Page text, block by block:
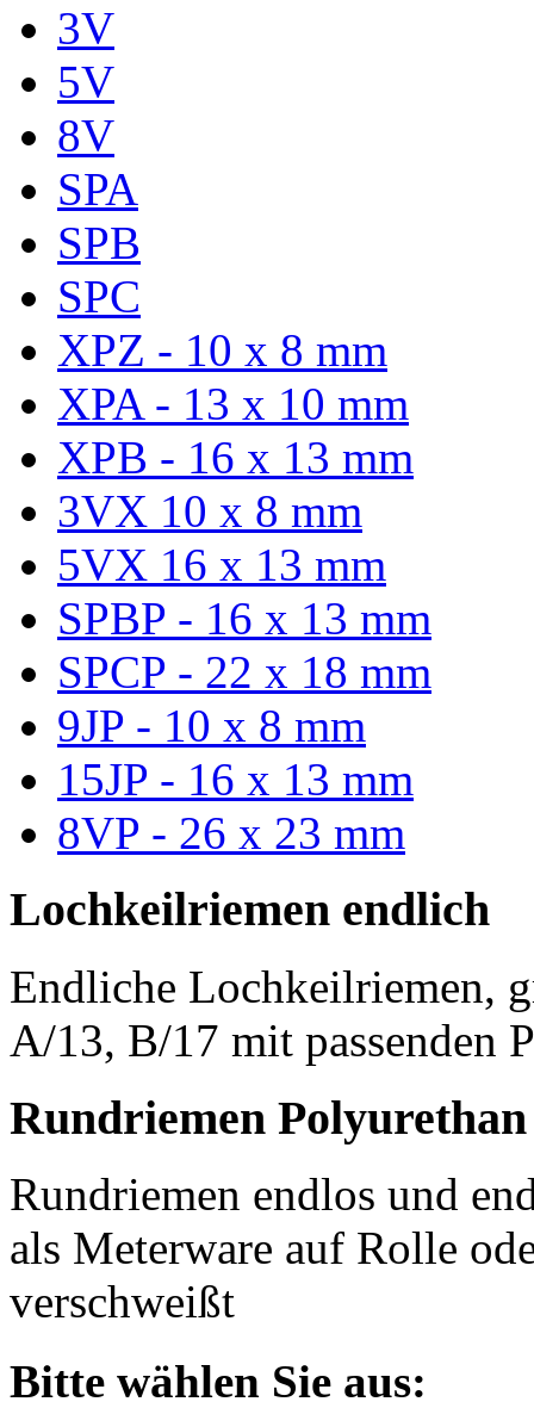
3V
5V
8V
SPA
SPB
SPC
XPZ - 10 x 8 mm
XPA - 13 x 10 mm
XPB - 16 x 13 mm
3VX 10 x 8 mm
5VX 16 x 13 mm
SPBP - 16 x 13 mm
SPCP - 22 x 18 mm
9JP - 10 x 8 mm
15JP - 16 x 13 mm
8VP - 26 x 23 mm
Lochkeilriemen endlich
Endliche Lochkeilriemen,
A/13, B/17 mit passenden
Rundriemen Polyurethan
Rundriemen endlos und
als Meterware auf Rolle
verschweißt
Bitte wählen Sie aus: